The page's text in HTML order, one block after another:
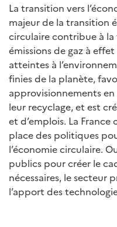
La transition vers
majeur de la transition
circulaire contribue à
émissions de gaz à
atteintes à
finies de la planète,
approvisionnements en
leur recyclage, et est
et d’emplois. La
place des politiques
l’économie circulaire.
publics pour créer le
nécessaires, le secteur
l’apport des